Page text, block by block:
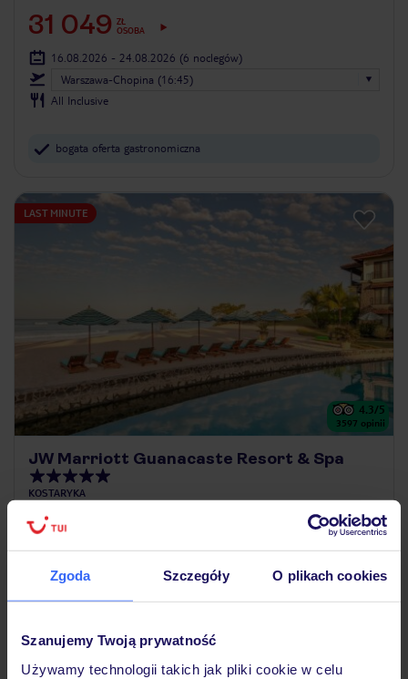
Zgoda Szczegóły O plikach cookies
Szanujemy Twoją prywatność
Używamy technologii takich jak pliki cookie w celu
31 049 ZŁ
OSOBA
16.08.2026 - 24.08.2026 (6 noclegów)
Warszawa-Chopina (16:45)
All Inclusive
bogata oferta gastronomiczna
LAST MINUTE
4.3/5
3597 opinii
JW Marriott Guanacaste Resort & Spa
KOSTARYKA
35 322
Warszawa-Chopina (16:45)
All Inclusive
udogodnienia dla rodzin z dziećmi